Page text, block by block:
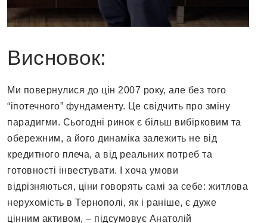
Висновок:
Ми повернулися до цін 2007 року, але без того
“іпотечного” фундаменту. Це свідчить про зміну
парадигми. Сьогодні ринок є більш вибірковим та
обережним, а його динаміка залежить не від
кредитного плеча, а від реальних потреб та
готовності інвестувати. І хоча умови
відрізняються, ціни говорять самі за себе: житлова
нерухомість в Тернополі, як і раніше, є дуже
цінним активом, – підсумовує Анатолій